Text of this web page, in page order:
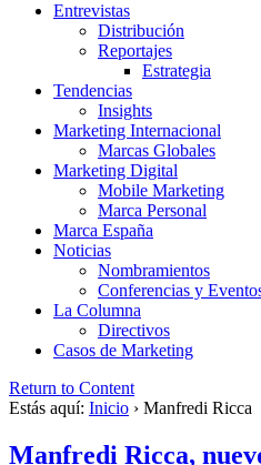
Entrevistas
Distribución
Reportajes
Estrategia
Tendencias
Insights
Marketing Internacional
Marcas Globales
Marketing Digital
Mobile Marketing
Marca Personal
Marca España
Noticias
Nombramientos
Conferencias y
La Columna
Directivos
Casos de Marketing
Return to Content
Estás aquí: Inicio › Manfredi Ricca
Manfredi Ricca,